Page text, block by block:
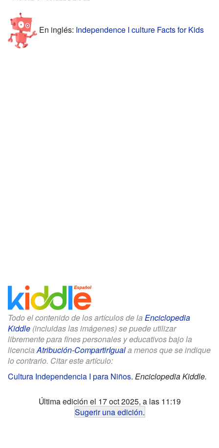
En inglés: Independence I culture Facts for Kids
Todo el contenido de los artículos de la Enciclopedia
Kiddle (incluidas las imágenes) se puede utilizar
libremente para fines personales y educativos bajo la
licenciaAtribución-CompartirIguala menos que se indique
lo contrario. Citar este artículo:
Cultura Independencia I para Niños. Enciclopedia Kiddle.
Última edición el 17 oct 2025, a las 11:19
Sugerir una edición.